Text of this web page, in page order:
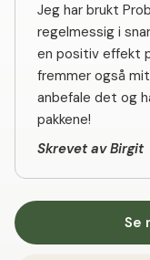
Jeg har brukt
regelmessig i
en positiv effekt
fremmer også
anbefale det og
pakkene!
Skrevet av Birgit
Se